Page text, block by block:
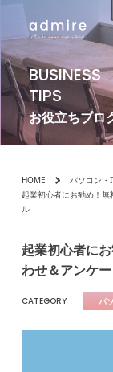
BUSINESS
TIPS
お役立ちブロ
HOME
パソコン・
起業初心者にお勧め！
ル
起業初心者に
わせ＆アンケ
CATEGORY パ